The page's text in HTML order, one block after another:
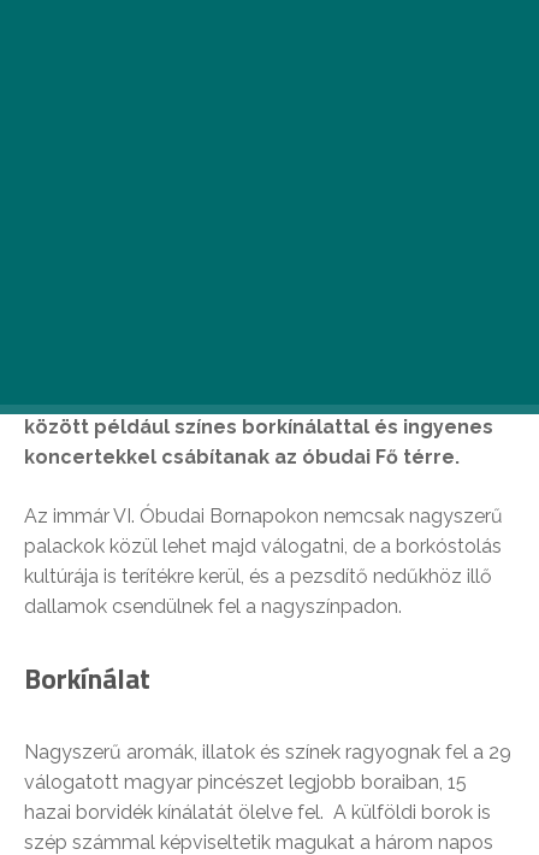
között például színes borkínálattal és ingyenes
koncertekkel csábítanak az óbudai Fő térre.
Az immár VI. Óbudai Bornapokon nemcsak nagyszerű
palackok közül lehet majd válogatni, de a borkóstolás
kultúrája is terítékre kerül, és a pezsdítő nedűkhöz illő
dallamok csendülnek fel a nagyszínpadon.
Borkínálat
Nagyszerű aromák, illatok és színek ragyognak fel a 29
válogatott magyar pincészet legjobb boraiban, 15
hazai borvidék kínálatát ölelve fel. A külföldi borok is
szép számmal képviseltetik magukat a három napos